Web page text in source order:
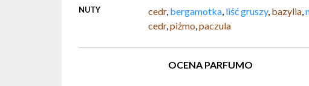
NUTY cedr, bergamotka, liść gruszy, bazylia,
cedr,piżmo,paczula
OCENA PARFUMO